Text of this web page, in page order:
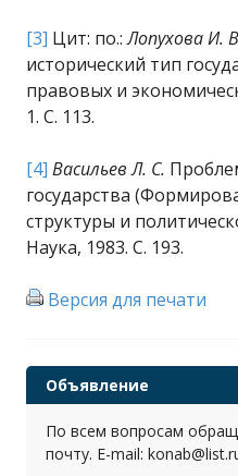
[3] Цит: по.:Лопухова И.
исторический тип
правовых и
1. С. 113.
[4] Васильев Л. С.
государства
структуры и
Наука, 1983. С. 193.
Версия для печати
Объявление
По всем вопросам
почту. E-mail: